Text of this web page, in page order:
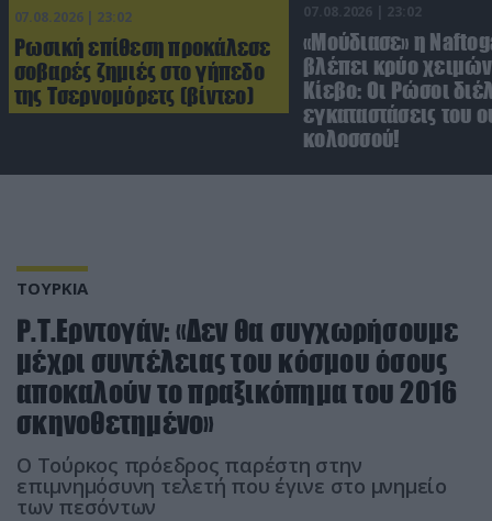
07.08.2026 | 23:02
Ρωσική επίθεση προκάλεσε
σοβαρές ζημιές στο γήπεδο
της Τσερνομόρετς (βίντεο)
07.08.2026 | 23:02
«Μούδιασε» η
βλέπει κρύο
Κίεβο: Οι Ρώσοι
εγκαταστάσεις του
κολοσσού!
ΤΟΥΡΚΙΑ
Ρ.Τ.Ερντογάν: «Δεν θα συγχωρήσουμε
μέχρι συντέλειας του κόσμου όσους
αποκαλούν το πραξικόπημα του 2016
σκηνοθετημένο»
Ο Τούρκος πρόεδρος παρέστη στην
επιμνημόσυνη τελετή που έγινε στο μνημείο
των πεσόντων